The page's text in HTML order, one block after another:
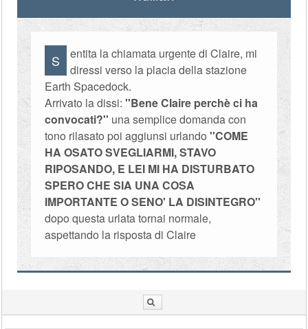
S
entita la chiamata urgente di Claire, mi
diressi verso la placia della stazione
Earth Spacedock.
Arrivato la dissi:''Bene Claire perchè ci ha
convocati?'' una semplice domanda con
tono rilasato poi aggiunsi urlando''COME
HA OSATO SVEGLIARMI, STAVO
RIPOSANDO, E LEI MI HA DISTURBATO
SPERO CHE SIA UNA COSA
IMPORTANTE O SENO' LA DISINTEGRO''
dopo questa urlata tornai normale,
aspettando la risposta di Claire